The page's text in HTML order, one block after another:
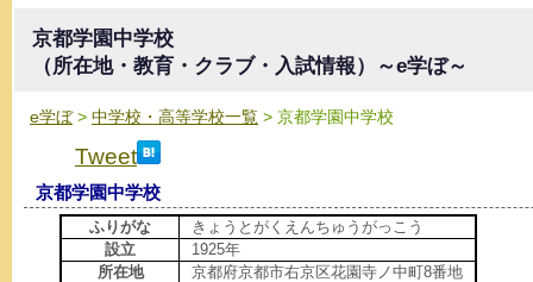
京都学園中学校
（所在地・教育・クラブ・入試情報）～e学ぼ～
e学ぼ> 中学校・高等学校一覧 > 京都学園中学校
Tweet
京都学園中学校
ふりがな
きょうとがくえんちゅうがっこう
設立
1925年
所在地
京都府京都市右京区花園寺ノ中町8番地